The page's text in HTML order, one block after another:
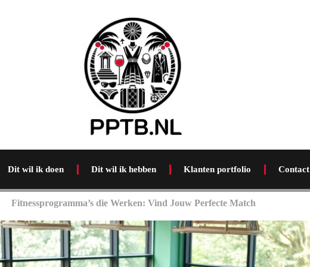
Dit wil ik doen Dit wil ik hebben Klanten portfolio Contact
Fitnessprogramma’s die Werken: Vind Jouw Perfecte Match